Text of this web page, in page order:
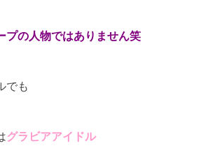
プの人物ではありません笑
でも
グラビアアイドル